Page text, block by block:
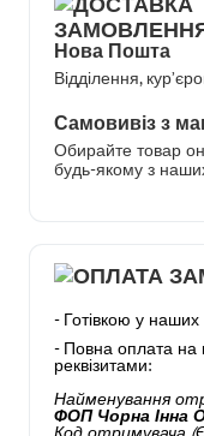
Нова Пошта
Відділення,
Самовивіз з
Обирайте товар
будь-якому з
- Готівкою у
- Повна оплата на
реквізитами:
Найменування
ФОП Чорна Інна